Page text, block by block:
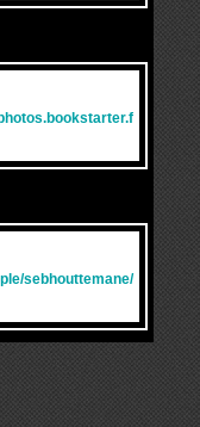
sebhouttemane/